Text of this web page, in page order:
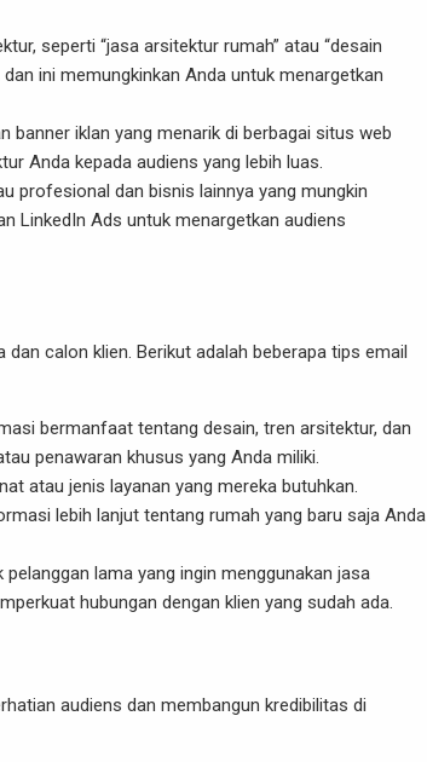
seperti “jasa arsitektur rumah” atau “desain
ini memungkinkan Anda untuk menargetkan
banner iklan yang menarik di berbagai situs web
Anda kepada audiens yang lebih luas.
profesional dan bisnis lainnya yang mungkin
LinkedIn Ads untuk menargetkan audiens
calon klien. Berikut adalah beberapa tips email
bermanfaat tentang desain, tren arsitektur, dan
penawaran khusus yang Anda miliki.
atau jenis layanan yang mereka butuhkan.
lebih lanjut tentang rumah yang baru saja Anda
lama yang ingin menggunakan jasa
hubungan dengan klien yang sudah ada.
audiens dan membangun kredibilitas di